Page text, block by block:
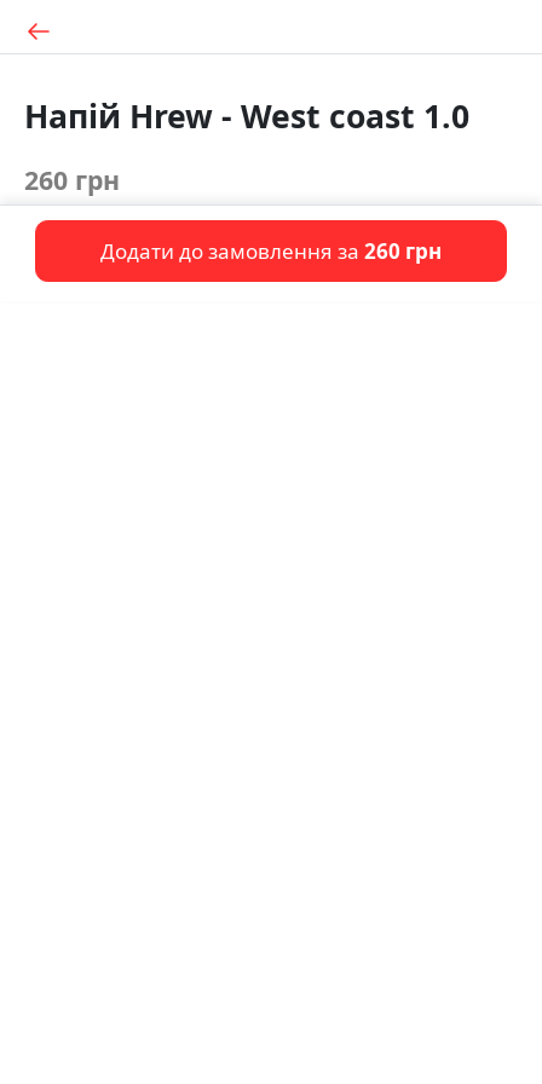
Напій Hrew - West coast 1.0
260 грн
Додати до замовлення за 260 грн